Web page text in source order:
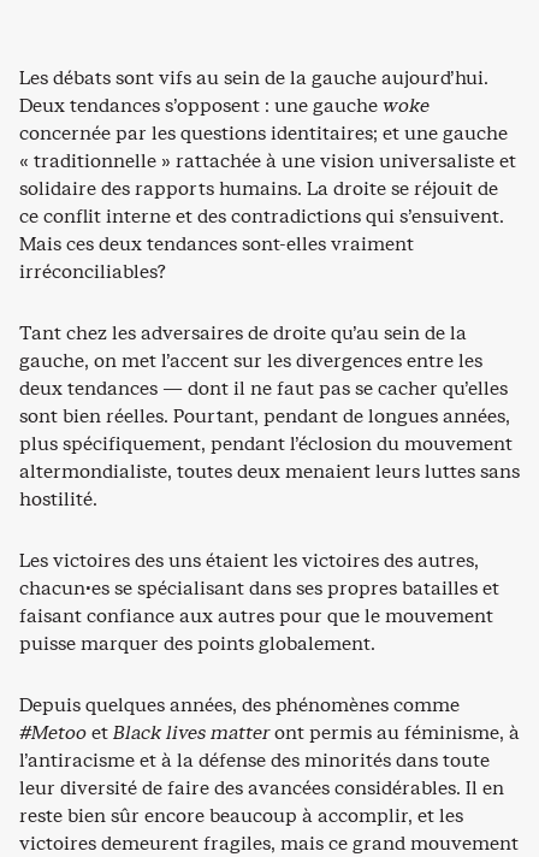
Les débats sont vifs au sein de la gauche aujourd’hui.
Deux tendances s’opposent : une gauchewoke
concernée par les questions identitaires; et une gauche
« traditionnelle » rattachée à une vision universaliste et
solidaire des rapports humains. La droite se réjouit de
ce conflit interne et des contradictions qui s’ensuivent.
Mais ces deux tendances sont-elles vraiment
irréconciliables?
Tant chez les adversaires de droite qu’au sein de la
gauche, on met l’accent sur les divergences entre les
deux tendances — dont il ne faut pas se cacher qu’elles
sont bien réelles. Pourtant, pendant de longues années,
plus spécifiquement, pendant l’éclosion du mouvement
altermondialiste, toutes deux menaient leurs luttes sans
hostilité.
Les victoires des uns étaient les victoires des autres,
chacun·es se spécialisant dans ses propres batailles et
faisant confiance aux autres pour que le mouvement
puisse marquer des points globalement.
Depuis quelques années, des phénomènes comme
#MetooetBlack lives matteront permis au féminisme, à
l’antiracisme et à la défense des minorités dans toute
leur diversité de faire des avancées considérables. Il en
reste bien sûr encore beaucoup à accomplir, et les
victoires demeurent fragiles, mais ce grand mouvement